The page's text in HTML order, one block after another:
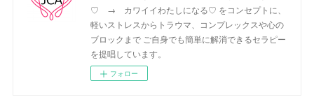
♡ → カワイイわたしになる♡ をコンセプトに、
軽いストレスからトラウマ、コンプレックスや心の
ブロックまで ご自身でも簡単に解消できるセラピー
を提唱しています。
フォロー